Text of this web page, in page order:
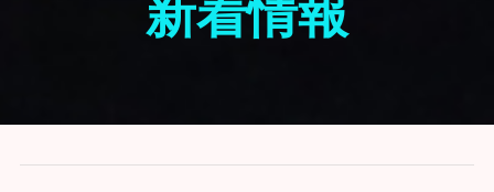
新着情報